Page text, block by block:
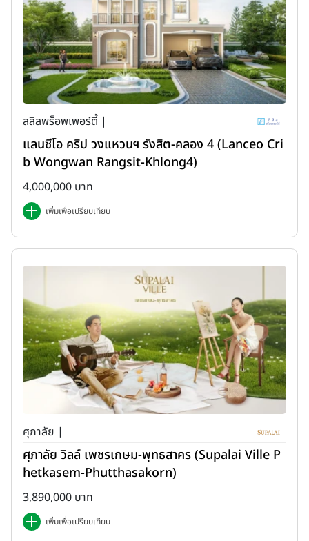
ลลิลพร็อพเพอร์ตี้ |
แลนซีโอ คริป วงแหวนฯ รังสิต-คลอง 4 (Lanceo Cri
b Wongwan Rangsit-Khlong4)
4,000,000 บาท
เพิ่มเพื่อเปรียบเทียบ
ศุภาลัย |
ศุภาลัย วิลล์ เพชรเกษม-พุทธสาคร (Supalai Ville P
hetkasem-Phutthasakorn)
3,890,000 บาท
เพิ่มเพื่อเปรียบเทียบ